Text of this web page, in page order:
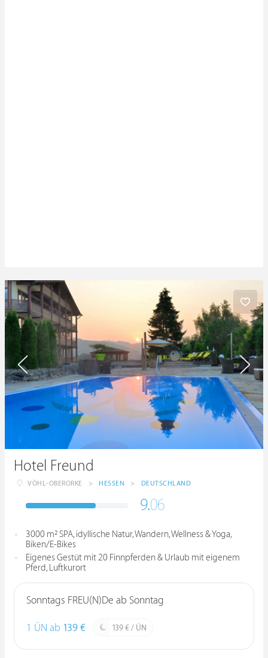
Hotel Freund
VÖHL-OBERORKE > HESSEN > DEUTSCHLAND
9.06
3000 m² SPA, idyllische Natur, Wandern, Wellness & Yoga,
Biken/E-Bikes
Eigenes Gestüt mit 20 Finnpferden & Urlaub mit eigenem
Pferd, Luftkurort
Sonntags FREU(N)De ab Sonntag
1 ÜN ab 139 € 139 € / ÜN